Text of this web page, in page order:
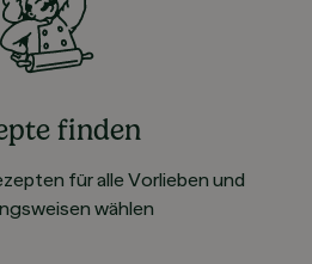
finden
für alle Vorlieben und
wählen